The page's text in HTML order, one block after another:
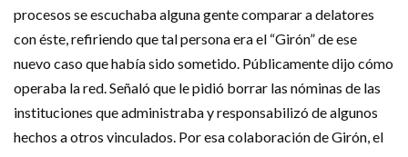
procesos se escuchaba alguna gente comparar a delatores
con éste, refiriendo que tal persona era el “Girón” de ese
nuevo caso que había sido sometido. Públicamente dijo cómo
operaba la red. Señaló que le pidió borrar las nóminas de las
instituciones que administraba y responsabilizó de algunos
hechos a otros vinculados. Por esa colaboración de Girón, el